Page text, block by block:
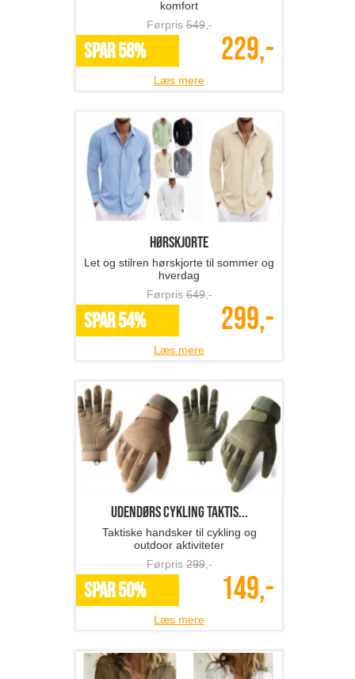
komfort
Førpris549,-
SPAR 58% 229,-
Læs mere
hørskjorte
Let og stilren hørskjorte til sommer og
hverdag
Førpris649,-
SPAR 54% 299,-
Læs mere
Udendørs cykling taktis...
Taktiske handsker til cykling og
outdoor aktiviteter
Førpris299,-
SPAR 50% 149,-
Læs mere